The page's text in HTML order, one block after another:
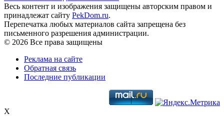
Весь контент и изображения защищены авторским правом и
принадлежат сайту PekDom.ru.
Перепечатка любых материалов сайта запрещена без
письменного разрешения администрации.
© 2026 Все права защищены
Реклама на сайте
Обратная связь
Последние публикации
X